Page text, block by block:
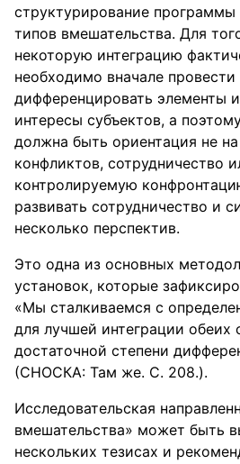
структурирование программы
типов вмешательства. Для
некоторую интеграцию
необходимо вначале провести
дифференцировать элементы
интересы субъектов, а
должна быть ориентация не
конфликтов, сотрудничество
контролируемую
развивать сотрудничество и
несколько перспектив.
Это одна из основных
установок, которые
«Мы сталкиваемся с
для лучшей интеграции обеих
достаточной степени
(СНОСКА: Там же. С. 208.).
Исследовательская
вмешательства» может быть
нескольких тезисах и